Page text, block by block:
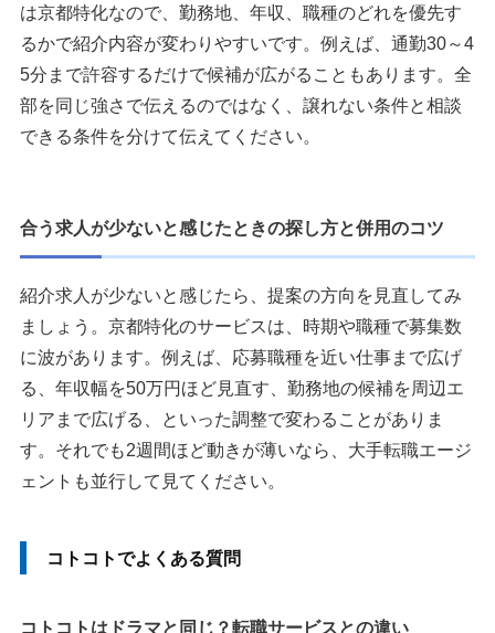
は京都特化なので、勤務地、年収、職種のどれを優先す
るかで紹介内容が変わりやすいです。例えば、通勤30～4
5分まで許容するだけで候補が広がることもあります。全
部を同じ強さで伝えるのではなく、譲れない条件と相談
できる条件を分けて伝えてください。
合う求人が少ないと感じたときの探し方と併用のコツ
紹介求人が少ないと感じたら、提案の方向を見直してみ
ましょう。京都特化のサービスは、時期や職種で募集数
に波があります。例えば、応募職種を近い仕事まで広げ
る、年収幅を50万円ほど見直す、勤務地の候補を周辺エ
リアまで広げる、といった調整で変わることがありま
す。それでも2週間ほど動きが薄いなら、大手転職エージ
ェントも並行して見てください。
コトコトでよくある質問
コトコトはドラマと同じ？転職サービスとの違い